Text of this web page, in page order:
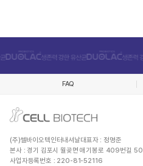
FAQ
(주)쎌바이오텍인터내셔날대표자 : 정명준
본사 : 경기 김포시 월곶면 애기봉로 409번길 50
사업자등록번호 : 220-81-52116